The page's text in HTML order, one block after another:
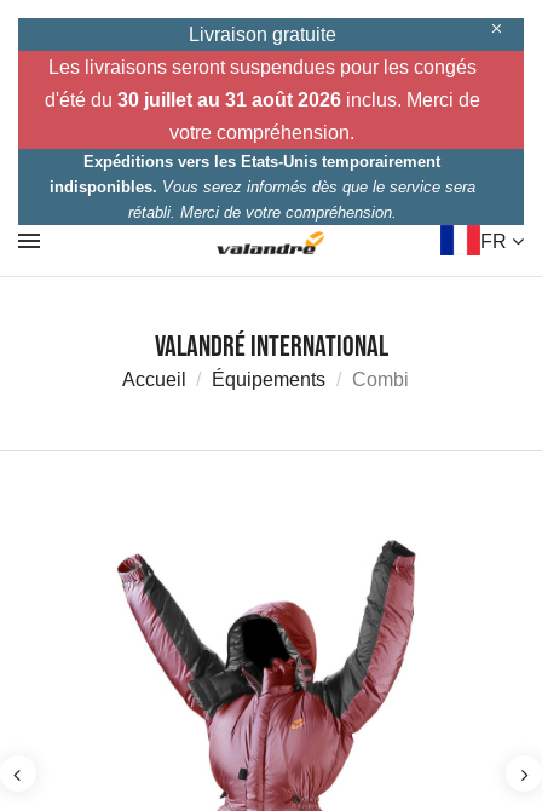
Livraison gratuite
Les livraisons seront suspendues pour les congés
d'été du 30 juillet au 31 août 2026inclus. Merci de
votre compréhension.
Expéditions vers les Etats-Unis temporairement
indisponibles. Vous serez informés dès que le service sera
rétabli. Merci de votre compréhension.
FR
Valandré International
Accueil Équipements Combi